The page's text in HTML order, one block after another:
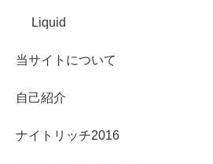
Liquid
当サイトについて
自己紹介
ナイトリッチ2016